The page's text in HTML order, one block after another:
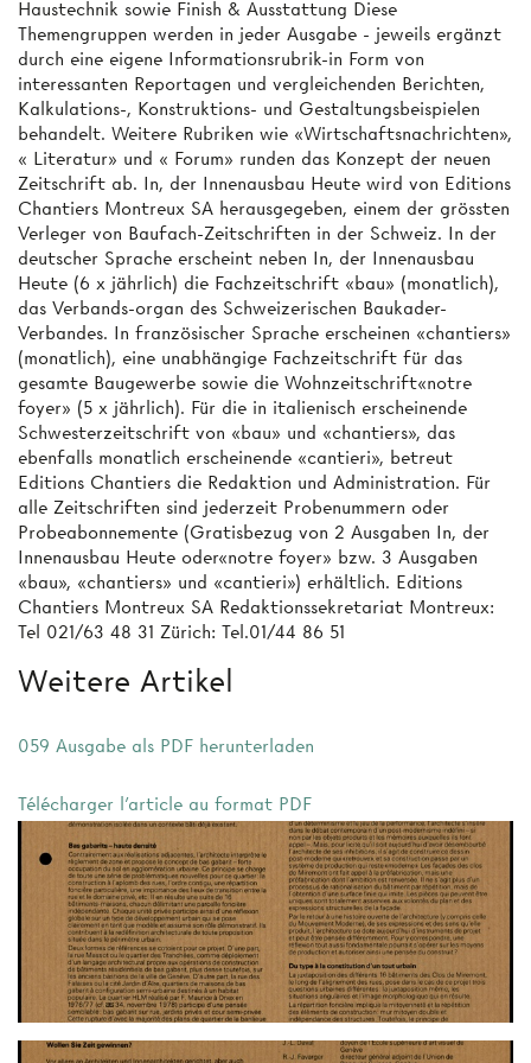
Haustechnik sowie Finish & Ausstattung Diese
Themengruppen werden in jeder Ausgabe - jeweils ergänzt
durch eine eigene Informationsrubrik-in Form von
interessanten Reportagen und vergleichenden Berichten,
Kalkulations-, Konstruktions- und Gestaltungsbeispielen
behandelt. Weitere Rubriken wie «Wirtschaftsnachrichten»,
« Literatur» und « Forum» runden das Konzept der neuen
Zeitschrift ab. In, der Innenausbau Heute wird von Editions
Chantiers Montreux SA herausgegeben, einem der grössten
Verleger von Baufach-Zeitschriften in der Schweiz. In der
deutscher Sprache erscheint neben In, der Innenausbau
Heute (6 x jährlich) die Fachzeitschrift «bau» (monatlich),
das Verbands-organ des Schweizerischen Baukader-
Verbandes. In französischer Sprache erscheinen «chantiers»
(monatlich), eine unabhängige Fachzeitschrift für das
gesamte Baugewerbe sowie die Wohnzeitschrift«notre
foyer» (5 x jährlich). Für die in italienisch erscheinende
Schwesterzeitschrift von «bau» und «chantiers», das
ebenfalls monatlich erscheinende «cantieri», betreut
Editions Chantiers die Redaktion und Administration. Für
alle Zeitschriften sind jederzeit Probenummern oder
Probeabonnemente (Gratisbezug von 2 Ausgaben In, der
Innenausbau Heute oder«notre foyer» bzw. 3 Ausgaben
«bau», «chantiers» und «cantieri») erhältlich. Editions
Chantiers Montreux SA Redaktionssekretariat Montreux:
Tel 021/63 48 31 Zürich: Tel.01/44 86 51
Weitere Artikel
059 Ausgabe als PDF herunterladen
Télécharger l'article au format PDF